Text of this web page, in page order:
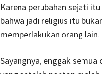
Karena perubahan sejati
bahwa jadi religius itu
memperlakukan orang lain.
Sayangnya, enggak semua